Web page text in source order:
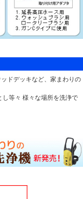
ドデッキなど、家まわりの
等々 様々な場所を洗浄で